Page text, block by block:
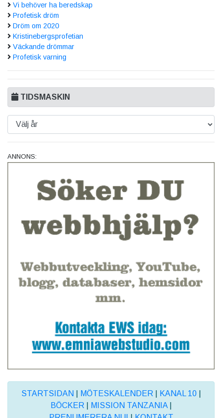
Vi behöver ha beredskap
Profetisk dröm
Dröm om 2020
Kristinebergsprofetian
Väckande drömmar
Profetisk varning
TIDSMASKIN
ANNONS:
STARTSIDAN MÖTESKALENDER KANAL 10|
BÖCKER
MISSION TANZANIA|